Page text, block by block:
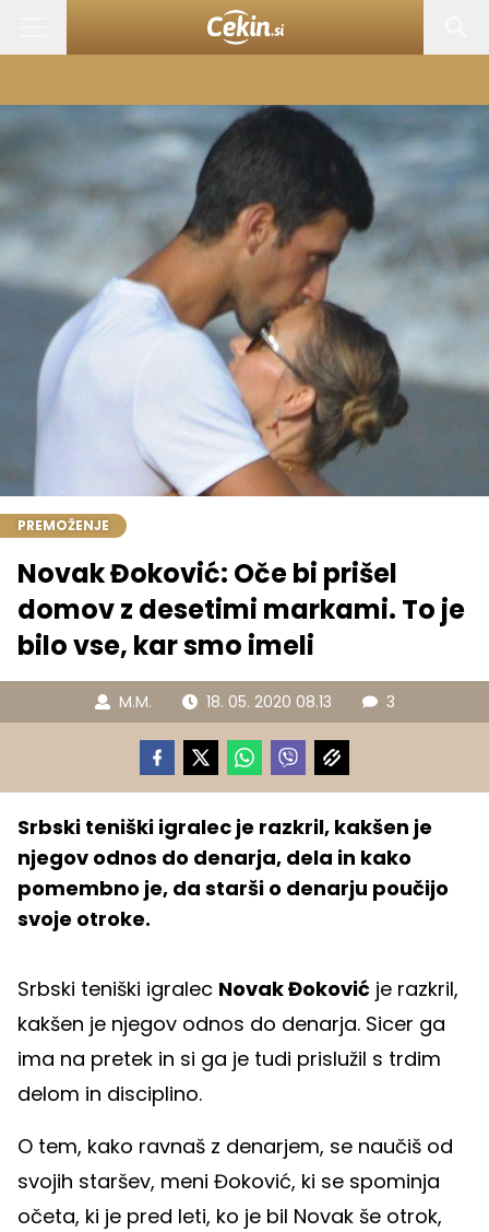
PREMOŽENJE
Novak Đoković: Oče bi prišel
domov z desetimi markami. To je
bilo vse, kar smo imeli
M.M. 18. 05. 2020 08.13 3
Srbski teniški igralec je razkril, kakšen je
njegov odnos do denarja, dela in kako
pomembno je, da starši o denarju poučijo
svoje otroke.
Srbski teniški igralec Novak Đoković je razkril,
kakšen je njegov odnos do denarja. Sicer ga
ima na pretek in si ga je tudi prislužil s trdim
delom in disciplino.
O tem, kako ravnaš z denarjem, se naučiš od
svojih staršev, meni Đoković, ki se spominja
očeta, ki je pred leti, ko je bil Novak še otrok,